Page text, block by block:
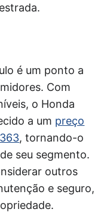
é um ponto a
Com
o Honda
a um preço
, tornando-o
seu segmento.
outros
e seguro,